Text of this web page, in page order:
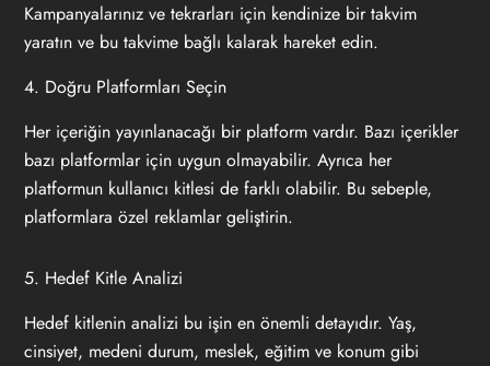
Kampanyalarınız ve tekrarları için kendinize bir takvim
yaratın ve bu takvime bağlı kalarak hareket edin.
4. Doğru Platformları Seçin
Her içeriğin yayınlanacağı bir platform vardır. Bazı içerikler
bazı platformlar için uygun olmayabilir. Ayrıca her
platformun kullanıcı kitlesi de farklı olabilir. Bu sebeple,
platformlara özel reklamlar geliştirin.
5. Hedef Kitle Analizi
Hedef kitlenin analizi bu işin en önemli detayıdır. Yaş,
cinsiyet, medeni durum, meslek, eğitim ve konum gibi